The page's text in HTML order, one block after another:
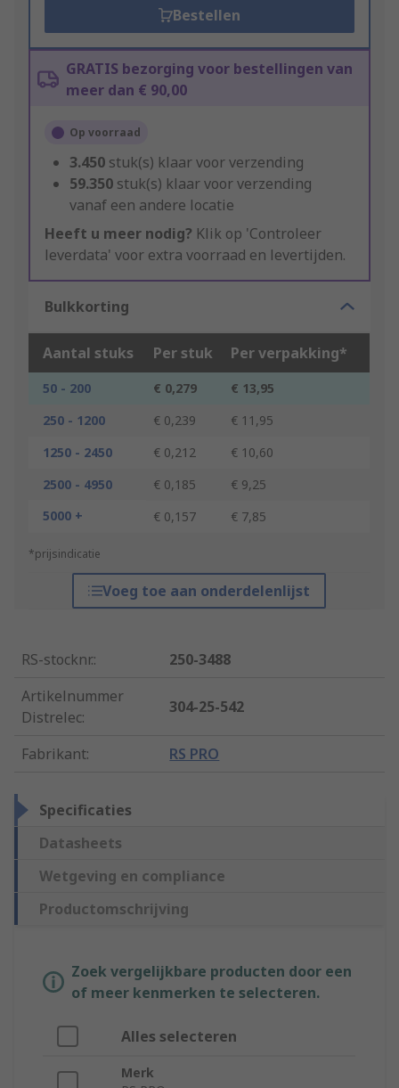
Bestellen
GRATIS bezorging voor bestellingen van
meer dan € 90,00
Op voorraad
3.450 stuk(s) klaar voor verzending
59.350 stuk(s) klaar voor verzending
vanaf een andere locatie
Heeft u meer nodig? Klik op 'Controleer
leverdata' voor extra voorraad en levertijden.
Bulkkorting
Aantal stuks Per stuk Per verpakking*
50 - 200 € 0,279
€ 13,95
250 - 1200
€ 0,239
€ 11,95
1250 - 2450
€ 0,212
€ 10,60
2500 - 4950
€ 0,185
€ 9,25
5000 +
€ 0,157 € 7,85
*prijsindicatie
Voeg toe aan onderdelenlijst
RS-stocknr.:
250-3488
Artikelnummer
Distrelec:
304-25-542
Fabrikant: RS PRO
Specificaties
Datasheets
Wetgeving en compliance
Productomschrijving
Zoek vergelijkbare producten door een
of meer kenmerken te selecteren.
Alles selecteren
Merk